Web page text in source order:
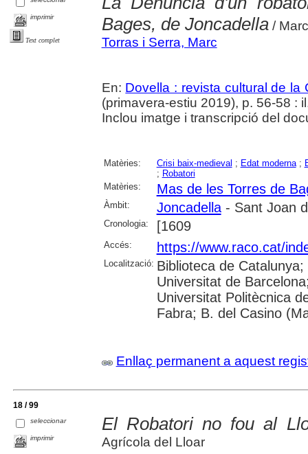
imprimir
Text complet
Bages, de Joncadella/
Torras i Serra, Marc
En: Dovella : revista cultural de la
(primavera-estiu 2019), p. 56-58 :
Inclou imatge i transcripció del
Matèries: Crisi baix-medieval ; Edat moderna;
; Robatori
Matèries:
Mas de les Torres de
Àmbit: Joncadella- Sant Joan
Cronologia: [1609
Accés: https://www.raco.cat/
Localització: Biblioteca de
Universitat de
Universitat Politècnica
Fabra; B. del Casino
Enllaç permanent a aquest
18 / 99
seleccionar
imprimir
El Robatori no fou al
Agrícola del Lloar